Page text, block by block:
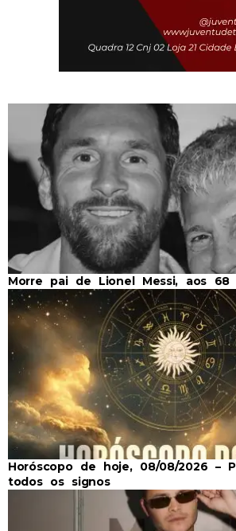
Morre pai de Lionel Messi, aos 68
Horóscopo de hoje, 08/08/2026 –
todos os signos